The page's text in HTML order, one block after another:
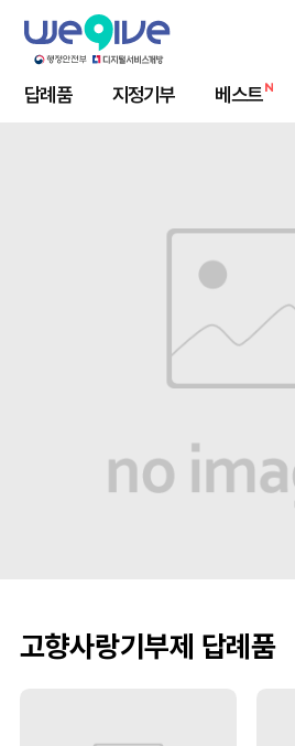
답례품 지정기부 베스트
고향사랑기부제 답례품